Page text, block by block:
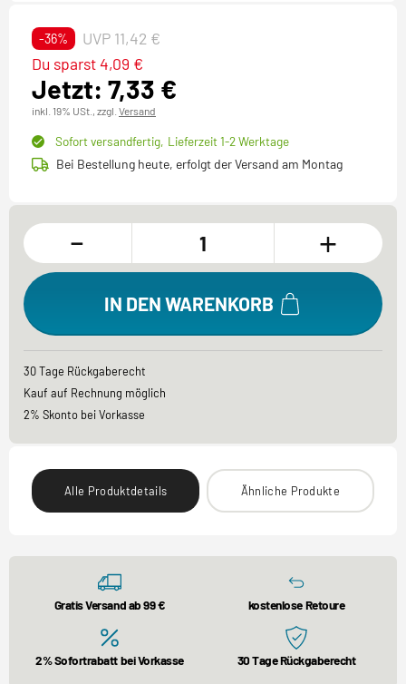
-36% UVP 11,42 €
Jetzt: 7,33 €
Du sparst 4,09 €
inkl. 19% USt., zzgl. Versand
Sofort versandfertig, Lieferzeit 1-2 Werktage
Bei Bestellung heute, erfolgt der Versand am Montag
- +
IN DEN WARENKORB
30 Tage Rückgaberecht
Kauf auf Rechnung möglich
2% Skonto bei Vorkasse
Alle Produktdetails Ähnliche Produkte
Gratis Versand ab 99 € kostenlose Retoure
2% Sofortrabatt bei Vorkasse 30 Tage Rückgaberecht